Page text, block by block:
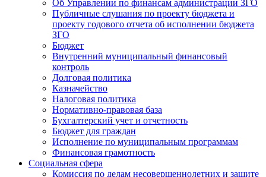
Об Управлении по финансам администрации ЗГО
Публичные слушания по проекту бюджета и
проекту годового отчета об исполнении бюджета
ЗГО
Бюджет
Внутренний муниципальный финансовый
контроль
Долговая политика
Казначейство
Налоговая политика
Нормативно-правовая база
Бухгалтерский учет и отчетность
Бюджет для граждан
Исполнение по муниципальным программам
Финансовая грамотность
Социальная сфера
Комиссия по делам несовершеннолетних и защите